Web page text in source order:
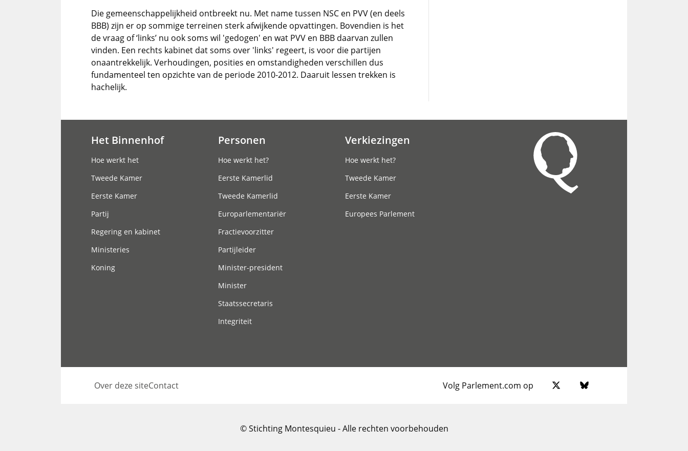
Die gemeenschappelijkheid ontbreekt nu. Met name tussen NSC en PVV (en deels
BBB) zijn er op sommige terreinen sterk afwijkende opvattingen. Bovendien is het
de vraag of ‘links’ nu ook soms wil 'gedogen' en wat PVV en BBB daarvan zullen
vinden. Een rechts kabinet dat soms over 'links' regeert, is voor die partijen
onaantrekkelijk. Verhoudingen, posities en omstandigheden verschillen dus
fundamenteel ten opzichte van de periode 2010-2012. Daaruit lessen trekken is
hachelijk.
Het Binnenhof
Hoe werkt het
Tweede Kamer
Eerste Kamer
Partij
Regering en kabinet
Ministeries
Koning
Personen
Hoe werkt het?
Eerste Kamerlid
Tweede Kamerlid
Europarlementariër
Fractievoorzitter
Partijleider
Minister-president
Minister
Staatssecretaris
Integriteit
Verkiezingen
Hoe werkt het?
Tweede Kamer
Eerste Kamer
Europees Parlement
Over deze siteContact Volg Parlement.com op
© Stichting Montesquieu - Alle rechten voorbehouden